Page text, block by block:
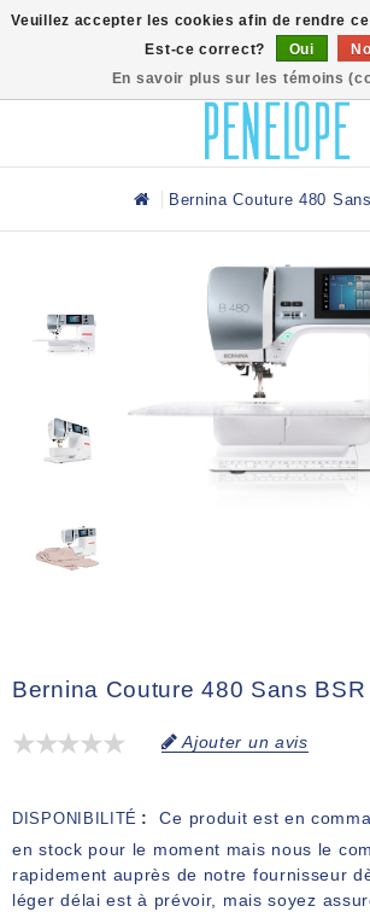
Bernina Couture 480
Bernina Couture 480 Sans BSR
Ajouter un avis
DISPONIBILITÉ
Ce produit est en
en stock pour le moment mais nous le
rapidement auprès de notre fournisseur
léger délai est à prévoir, mais soyez
Veuillez accepter les cookies afin de rendre
Est-ce correct?
Oui
En savoir plus sur les témoins